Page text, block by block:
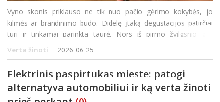
Vyno skonis priklauso ne tik nuo pačio gėrimo kokybės, jo
kilmės ar brandinimo būdo. Didelę įtaką degustacijos patirčiai
turi ir tinkamai parinkta taurė. Nors iš pirmo žvilgsnio gali
atrodyti, kad visos taurės yra panašios, jų forma, dydis ir
konstrukcija gali reikšmingai paveik
Verta žinoti 2026-06-25
Elektrinis paspirtukas mieste: patogi
alternatyva automobiliui ir ką verta žinoti